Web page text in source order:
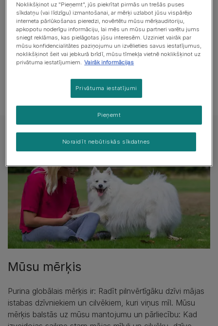
kvalitatīvs uzturs var palīdzēt gan pašiem mājas
mīluļiem, gan to saimniekiem dzīvot kopā laimīgāk,
veselīgāk un ilgāk. Centieni radīt pilnvērtīgāku dzīvi
mājas mīluļiem un cilvēkiem, kuri tos mīl ir tas, ko
mēs darām vislabāk un tas, kādēļ mēs pastāvam kā
uzņēmums.
Mēs uzskatām, ka mājdzīvnieki un cilvēki ir laimīgāki,
Mūsu mērķis
Purina globālais mērķis ir: Radīt pilnvērtīgāku dzīvi mājas
istabas dzīvniekiem un cilvēkiem, kuri viņus mīl. Mūsu
mērķis balstās uz mūsu mantojumu un pārliecību: Kad
Noklikšķinot uz "Pieņemt", jūs piekrītat pirmās un trešās puses
sīkdatņu (vai līdzīgu) izmantošanai, ar mērķi uzlabot jūsu vispārējo
interneta pārlūkošanas pieredzi, novērtētu mūsu mērķauditoriju,
apkopotu noderīgu informāciju, lai mēs un mūsu partneri varētu jums
sniegt reklāmas, kas pielāgotas jūsu interesēm. Uzziniet vairāk par
mūsu konfidencialitātes paziņojumu un izvēlieties savus iestatījumus,
noklikšķinot šeit vai jebkurā brīdī, mūsu tīmekļa vietnē noklikšķinot uz
privātuma iestatījumiem.
Vairāk informācijas
Privātuma iestatījumi
Noraidīt nebūtiskās sīkdatnes
Pieņemt